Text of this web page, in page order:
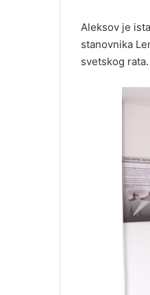
Aleksov je
stanovnika
svetskog rata.